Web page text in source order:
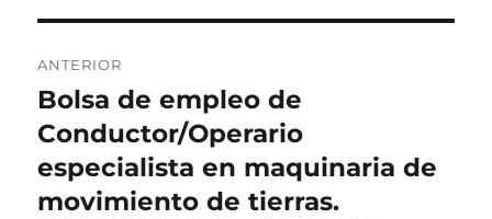
o
o
k
o
rt
de
entradas
ANTERIOR
Entrada
anterior:
Bolsa de empleo de
Conductor/Operario
especialista en maquinaria de
movimiento de tierras.